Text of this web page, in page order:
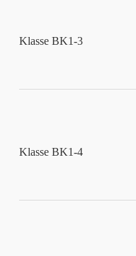
Klasse BK1-3
Klasse BK1-4